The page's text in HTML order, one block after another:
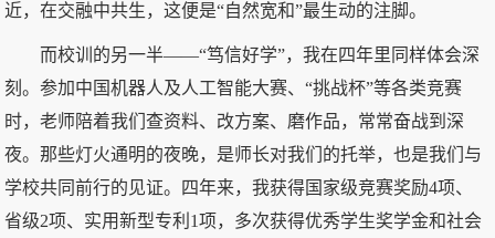
近，在交融中共生，这便是“自然宽和”最生动的注脚。
而校训的另一半——“笃信好学”，我在四年里同样体会深
刻。参加中国机器人及人工智能大赛、“挑战杯”等各类竞赛
时，老师陪着我们查资料、改方案、磨作品，常常奋战到深
夜。那些灯火通明的夜晚，是师长对我们的托举，也是我们与
学校共同前行的见证。四年来，我获得国家级竞赛奖励4项、
省级2项、实用新型专利1项，多次获得优秀学生奖学金和社会